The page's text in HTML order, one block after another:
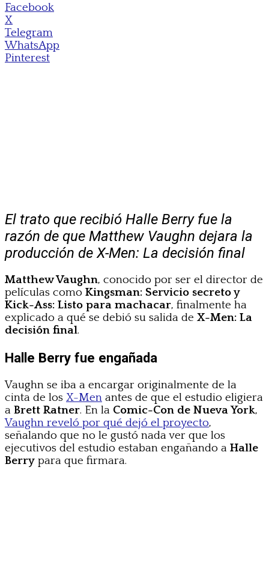
Facebook
X
Telegram
WhatsApp
Pinterest
El trato que recibió Halle Berry fue la
razón de que Matthew Vaughn dejara la
producción de X-Men: La decisión final
Matthew Vaughn, conocido por ser el director de
películas como Kingsman: Servicio secreto y
Kick-Ass: Listo para machacar, finalmente ha
explicado a qué se debió su salida de X-Men: La
decisión final.
Halle Berry fue engañada
Vaughn se iba a encargar originalmente de la
cinta de los X-Men antes de que el estudio eligiera
a Brett Ratner. En la Comic-Con de Nueva York,
Vaughn reveló por qué dejó el proyecto,
señalando que no le gustó nada ver que los
ejecutivos del estudio estaban engañando a Halle
Berry para que firmara.